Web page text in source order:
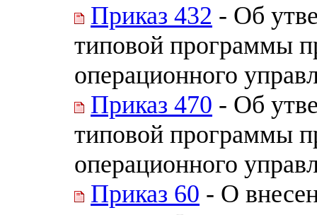
Приказ 432 - Об
типовой программы
операционного
Приказ 470 - Об
типовой программы
операционного
Приказ 60 - О